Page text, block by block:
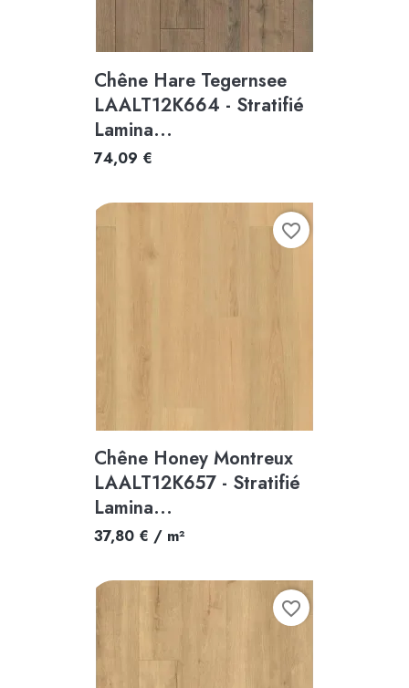
Chêne Hare Tegernsee
LAALT12K664 - Stratifié
Lamina...
74,09 €
Chêne Honey Montreux
LAALT12K657 - Stratifié
Lamina...
37,80 € / m²
favorite_border
favorite_border